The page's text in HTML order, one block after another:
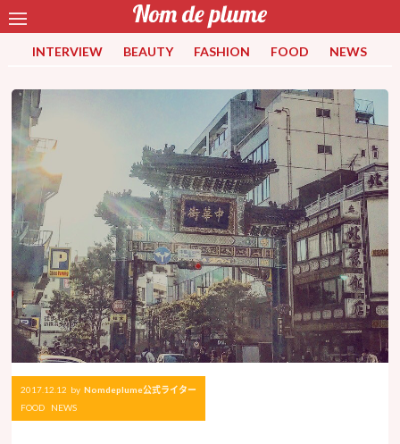
INTERVIEW BEAUTY FASHION FOOD NEWS
2017.12.12 by Nomdeplume公式ライター
FOOD
NEWS